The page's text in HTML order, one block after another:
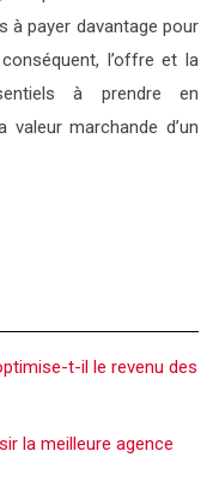
à payer davantage pour
l’offre et la
à prendre en
valeur marchande d’un
t-il le revenu des
la meilleure agence